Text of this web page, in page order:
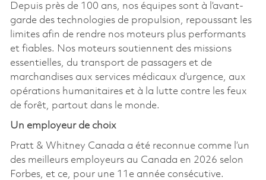
Depuis près de 100 ans, nos équipes sont à l’avant-
garde des technologies de propulsion, repoussant les
limites afin de rendre nos moteurs plus performants
et fiables. Nos moteurs soutiennent des missions
essentielles, du transport de passagers et de
marchandises aux services médicaux d’urgence, aux
opérations humanitaires et à la lutte contre les feux
de forêt, partout dans le monde.
Un employeur de choix
Pratt & Whitney Canada a été reconnue comme l’un
des meilleurs employeurs au Canada en 2026 selon
Forbes, et ce, pour une 11e année consécutive.